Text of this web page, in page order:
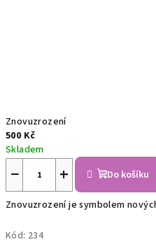
Znovuzrození
500 Kč
Skladem
+
− Do košíku
Znovuzrození je symbolem
Kód: 234